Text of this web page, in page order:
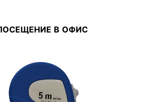
В ОФИС